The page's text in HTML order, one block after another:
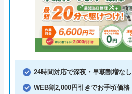
24時間対応で深夜・早朝割増なし
WEB割2,000円引きでお手頃価格